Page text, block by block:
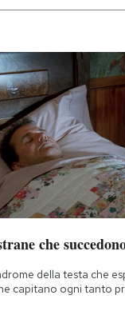
che
della testa che
capitano ogni tanto